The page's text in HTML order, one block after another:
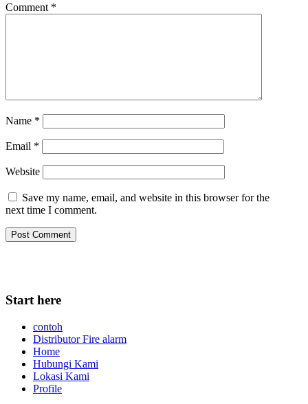
Start here
contoh
Distributor Fire alarm
Home
Hubungi Kami
Lokasi Kami
Profile
Comment *
Name *
Email *
Website
Save my name, email, and website in this browser for the
next time I comment.